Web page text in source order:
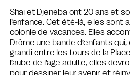
Shaï et Djeneba ont 20 ans et
l’enfance. Cet été-là, elles sont
colonie de vacances. Elles
Drôme une bande d’enfants
grandi entre les tours de la
l’aube de l’âge adulte, elles
pour dessiner leur avenir et